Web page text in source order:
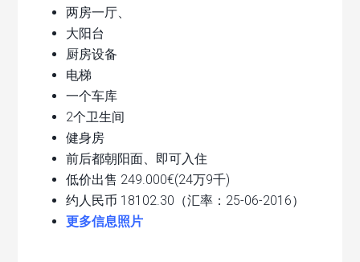
两房一厅、
大阳台
厨房设备
电梯
一个车库
2个卫生间
健身房
前后都朝阳面、即可入住
低价出售 249.000€(24万9千)
约人民币 18102.30（汇率：25-06-2016）
更多信息照片